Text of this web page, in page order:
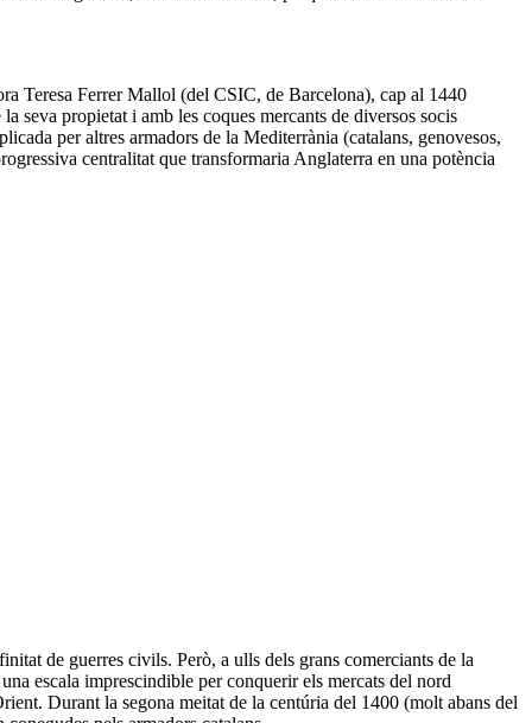
Teresa Ferrer Mallol (del CSIC, de Barcelona), cap al 1440
seva propietat i amb les coques mercants de diversos socis
per altres armadors de la Mediterrània (catalans, genovesos,
centralitat que transformaria Anglaterra en una potència
de guerres civils. Però, a ulls dels grans comerciants de la
una escala imprescindible per conquerir els mercats del nord
Durant la segona meitat de la centúria del 1400 (molt abans del